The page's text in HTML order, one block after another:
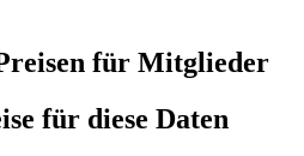
für Mitglieder
für diese Daten